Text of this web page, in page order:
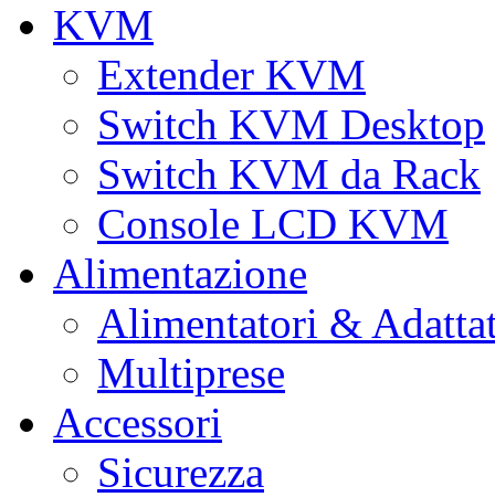
KVM
Extender KVM
Switch KVM Desktop
Switch KVM da Rack
Console LCD KVM
Alimentazione
Alimentatori &
Multiprese
Accessori
Sicurezza